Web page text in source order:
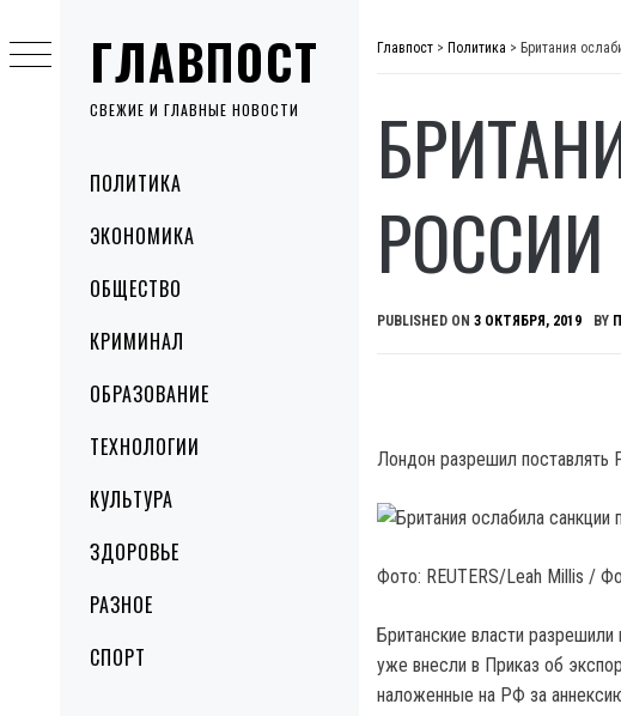
ГЛАВПОСТ
СВЕЖИЕ И ГЛАВНЫЕ НОВОСТИ
MenuПОЛИТИКА
ЭКОНОМИКА
ОБЩЕСТВО
КРИМИНАЛ
ОБРАЗОВАНИЕ
ТЕХНОЛОГИИ
КУЛЬТУРА
ЗДОРОВЬЕ
РАЗНОЕ
СПОРТ
to
content
Главпост > Политика > Британия
PUBLISHED ON 3 ОКТЯБРЯ, 2019 BY
Лондон разрешил поставлять
Фото: REUTERS/Leah Millis /
Британские власти
уже внесли в Приказ об
наложенные на РФ за